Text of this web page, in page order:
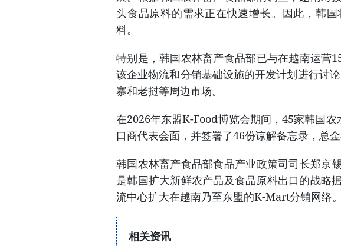
头食品原料的需求正在快速增长。因此，韩
料。
特别是，韩国农林畜产食品部已与在越南运营
该企业物流和分销基础设施的开发计划进行讨
寨和老挝等周边市场。
在2026年东盟K-Food博览会期间，45家韩国
口商代表会面，并签署了46份谅解备忘录，总金
韩国农林畜产食品部食品产业政策司司长郑京
是韩国扩大新鲜农产品及食品原料出口的战略
流中心扩大在越南乃至东盟的K-Mart分销网络。
相关资讯